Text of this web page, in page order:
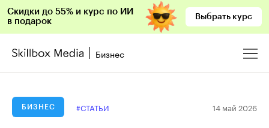
Скидки до 55% и курс по ИИ
в подарок
Выбрать курс
Бизнес
БИЗНЕС #СТАТЬИ 14 май 2026